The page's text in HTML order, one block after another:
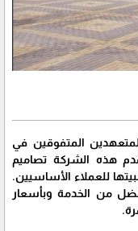
المتفوقين في
هذه الشركة تصاميم
للعملاء الأساسيين.
من الخدمة وبأسعار